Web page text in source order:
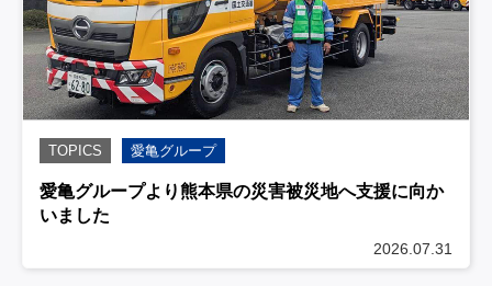
TOPICS 愛亀グループ
愛亀グループより熊本県の災害被災地へ支援に向か
いました
2026.07.31